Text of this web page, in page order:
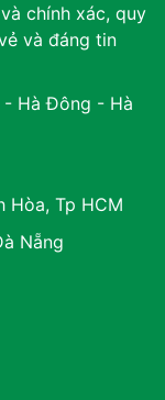
chính xác, quy
và đáng tin
- Hà Đông - Hà
Hòa, Tp HCM
Nẵng